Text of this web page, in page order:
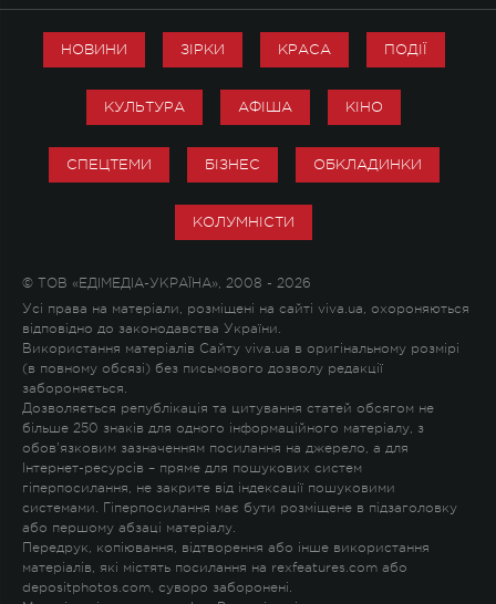
НОВИНИ ЗІРКИ КРАСА ПОДІЇ
КУЛЬТУРА АФІША КІНО
СПЕЦТЕМИ БІЗНЕС ОБКЛАДИНКИ
КОЛУМНІСТИ
© ТОВ «ЕДІМЕДІА-УКРАЇНА», 2008 - 2026
Усі права на матеріали, розміщені на сайті viva.ua, охороняються
відповідно до законодавства України.
Використання матеріалів Сайту viva.ua в оригінальному розмірі
(в повному обсязі) без письмового дозволу редакції
забороняється.
Дозволяється републікація та цитування статей обсягом не
більше 250 знаків для одного інформаційного матеріалу, з
обов'язковим зазначенням посилання на джерело, а для
Інтернет-ресурсів – пряме для пошукових систем
гіперпосилання, не закрите від індексації пошуковими
системами. Гіперпосилання має бути розміщене в підзаголовку
або першому абзаці матеріалу.
Передрук, копіювання, відтворення або інше використання
матеріалів, які містять посилання на rexfeatures.com або
depositphotos.com, суворо заборонені.